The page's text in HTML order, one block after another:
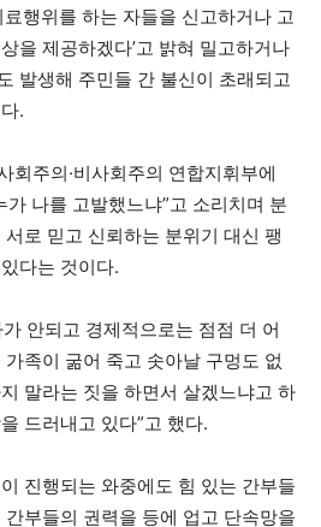
료행위를 하는 자들을 신고하거나 고
을 제공하겠다’고 밝혀 밀고하거나
발생해 주민들 간 불신이 초래되고
.
회주의·비사회주의 연합지휘부에
가 나를 고발했느냐”고 소리치며 분
로 믿고 신뢰하는 분위기 대신 팽
다는 것이다.
안되고 경제적으로는 점점 더 어
족이 굶어 죽고 솟아날 구멍도 없
말라는 짓을 하면서 살겠느냐고 하
드러내고 있다”고 했다.
진행되는 와중에도 힘 있는 간부들
부들의 권력을 등에 업고 단속망을